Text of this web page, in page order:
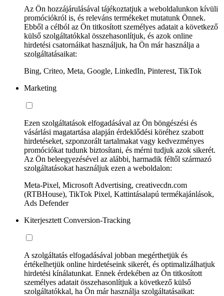
Az Ön hozzájárulásával tájékoztatjuk a weboldalunkon kívüli
promóciókról is, és releváns termékeket mutatunk Önnek.
Ebből a célból az Ön titkosított személyes adatait a következő
külső szolgáltatókkal összehasonlítjuk, és azok online
hirdetési csatornáikat használjuk, ha Ön már használja a
szolgáltatásaikat:
Bing, Criteo, Meta, Google, LinkedIn, Pinterest, TikTok
Marketing
Ezen szolgáltatások elfogadásával az Ön böngészési és
vásárlási magatartása alapján érdeklődési köréhez szabott
hirdetéseket, szponzorált tartalmakat vagy kedvezményes
promóciókat tudunk biztosítani, és mérni tudjuk azok sikerét.
Az Ön beleegyezésével az alábbi, harmadik féltől származó
szolgáltatásokat használjuk ezen a weboldalon:
Meta-Pixel, Microsoft Advertising, creativecdn.com
(RTBHouse), TikTok Pixel, Kattintásalapú termékajánlások,
Ads Defender
Kiterjesztett Conversion-Tracking
A szolgáltatás elfogadásával jobban megérthetjük és
értékelhetjük online hirdetéseink sikerét, és optimalizálhatjuk
hirdetési kínálatunkat. Ennek érdekében az Ön titkosított
személyes adatait összehasonlítjuk a következő külső
szolgáltatókkal, ha Ön már használja szolgáltatásaikat: